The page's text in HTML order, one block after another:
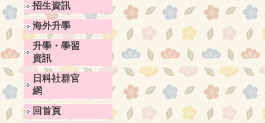
招生資訊
海外升學
升學・學習
資訊
日科社群官
網
回首頁